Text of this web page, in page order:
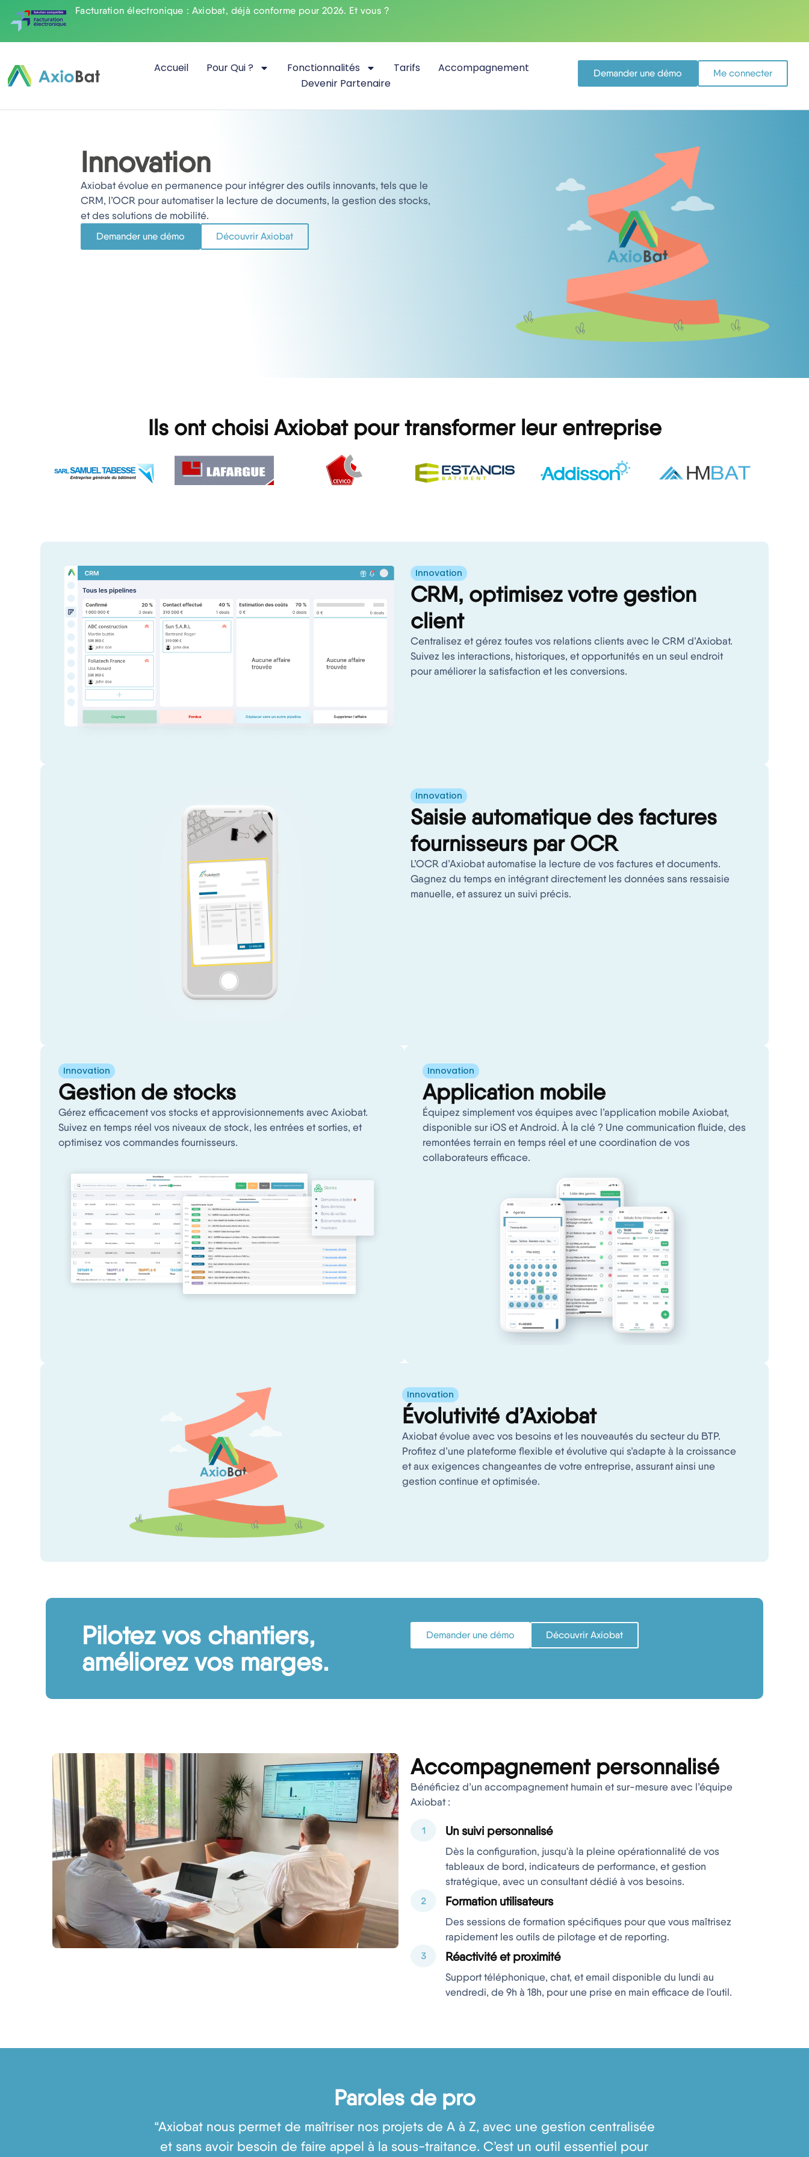
Facturation électronique : Axiobat, déjà conforme pour 2026. Et vous ?
Accueil Pour Qui ? Fonctionnalités Tarifs
Accompagnement
Devenir Partenaire
Demander une démo Me connecter
Innovation
Axiobat évolue en permanence pour intégrer des outils innovants, tels que le
CRM, l’OCR pour automatiser la lecture de documents, la gestion des stocks,
et des solutions de mobilité.
Demander une démo Découvrir Axiobat
Ils ont choisi Axiobat pour transformer leur entreprise
Innovation
CRM, optimisez votre gestion
client
Centralisez et gérez toutes vos relations clients avec le CRM d’Axiobat.
Suivez les interactions, historiques, et opportunités en un seul endroit
pour améliorer la satisfaction et les conversions.
Innovation
Saisie automatique des factures
fournisseurs par OCR
L’OCR d’Axiobat automatise la lecture de vos factures et documents.
Gagnez du temps en intégrant directement les données sans ressaisie
manuelle, et assurez un suivi précis.
Innovation
Gestion de stocks
Gérez efficacement vos stocks et approvisionnements avec Axiobat.
Suivez en temps réel vos niveaux de stock, les entrées et sorties, et
optimisez vos commandes fournisseurs.
Innovation
Application mobile
Équipez simplement vos équipes avec l’application mobile Axiobat,
disponible sur iOS et Android. À la clé ? Une communication fluide, des
remontées terrain en temps réel et une coordination de vos
collaborateurs efficace.
Innovation
Évolutivité d’Axiobat
Axiobat évolue avec vos besoins et les nouveautés du secteur du BTP.
Profitez d’une plateforme flexible et évolutive qui s’adapte à la croissance
et aux exigences changeantes de votre entreprise, assurant ainsi une
gestion continue et optimisée.
Pilotez vos chantiers,
améliorez vos marges.
Demander une démo Découvrir Axiobat
Accompagnement personnalisé
Bénéficiez d’un accompagnement humain et sur-mesure avec l’équipe
Axiobat :
Un suivi personnalisé
Dès la configuration, jusqu'à la pleine opérationnalité de vos
tableaux de bord, indicateurs de performance, et gestion
stratégique, avec un consultant dédié à vos besoins.
Formation utilisateurs
Des sessions de formation spécifiques pour que vous maîtrisez
rapidement les outils de pilotage et de reporting.
Réactivité et proximité
Support téléphonique, chat, et email disponible du lundi au
vendredi, de 9h à 18h, pour une prise en main efficace de l'outil.
Paroles de pro
“Axiobat nous permet de maîtriser nos projets de A à Z, avec une gestion centralisée
et sans avoir besoin de faire appel à la sous-traitance. C’est un outil essentiel pour